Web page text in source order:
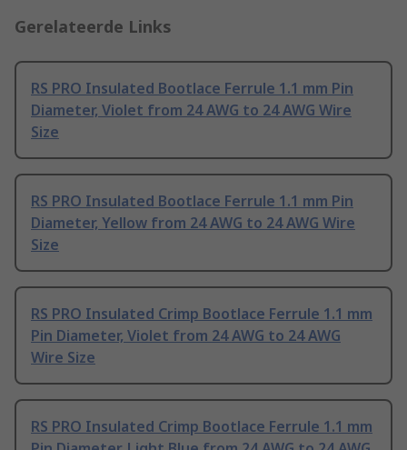
Gerelateerde Links
RS PRO Insulated Bootlace Ferrule 1.1 mm Pin
Diameter, Violet from 24 AWG to 24 AWG Wire
Size
RS PRO Insulated Bootlace Ferrule 1.1 mm Pin
Diameter, Yellow from 24 AWG to 24 AWG Wire
Size
RS PRO Insulated Crimp Bootlace Ferrule 1.1 mm
Pin Diameter, Violet from 24 AWG to 24 AWG
Wire Size
RS PRO Insulated Crimp Bootlace Ferrule 1.1 mm